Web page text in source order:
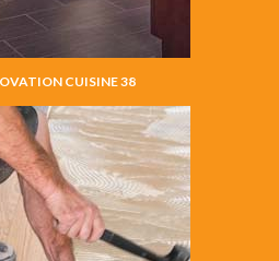
CUISINE 38